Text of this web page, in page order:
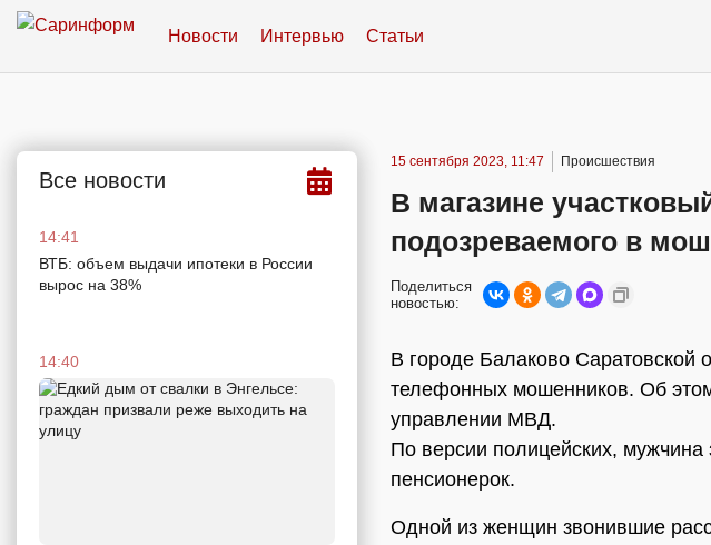
Новости Интервью Статьи
Все новости
14:41
ВТБ: объем выдачи ипотеки в России
вырос на 38%
14:40
15 сентября 2023, 11:47 Происшествия
В магазине
подозреваемого в
Поделиться
новостью:
В городе Балаково Саратовской
телефонных мошенников. Об
управлении МВД.
По версии полицейских, мужчина
пенсионерок.
Одной из женщин звонившие